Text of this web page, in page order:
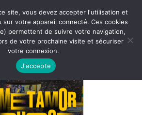
site, vous devez accepter l'utilisation et
sur votre appareil connecté. Ces cookies
permettent de suivre votre navigation,
de votre prochaine visite et sécuriser
votre connexion.
J'accepte